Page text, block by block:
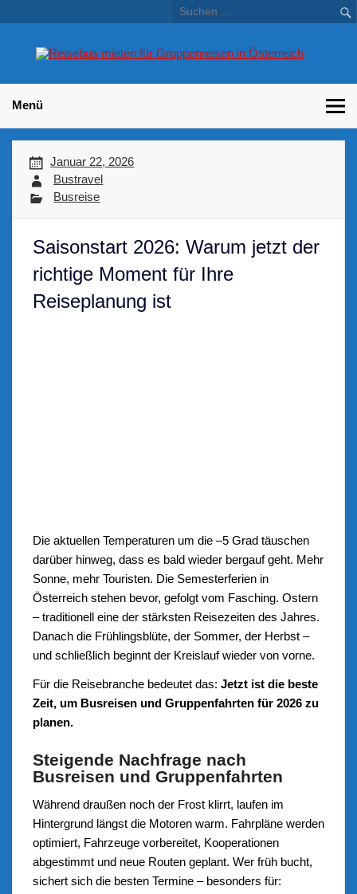
–
Menü
Januar 22, 2026
Bustravel
Busreise
Saisonstart 2026: Warum jetzt der
richtige Moment für Ihre
Reiseplanung ist
Die aktuellen Temperaturen um die –5 Grad täuschen
darüber hinweg, dass es bald wieder bergauf geht. Mehr
Sonne, mehr Touristen. Die Semesterferien in
Österreich stehen bevor, gefolgt vom Fasching. Ostern
– traditionell eine der stärksten Reisezeiten des Jahres.
Danach die Frühlingsblüte, der Sommer, der Herbst –
und schließlich beginnt der Kreislauf wieder von vorne.
Für die Reisebranche bedeutet das: Jetzt ist die beste
Zeit, um Busreisen und Gruppenfahrten für 2026 zu
planen.
Steigende Nachfrage nach
Busreisen und Gruppenfahrten
Während draußen noch der Frost klirrt, laufen im
Hintergrund längst die Motoren warm. Fahrpläne werden
optimiert, Fahrzeuge vorbereitet, Kooperationen
abgestimmt und neue Routen geplant. Wer früh bucht,
sichert sich die besten Termine – besonders für: